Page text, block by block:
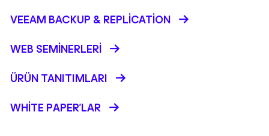
VEEAM BACKUP &REPLICATION
WEB SEMINERLERI
ÜRÜN TANITIMLARI
WHITE PAPER'LAR